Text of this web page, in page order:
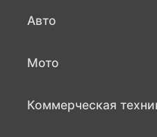
Авто
Мото
Коммерческая